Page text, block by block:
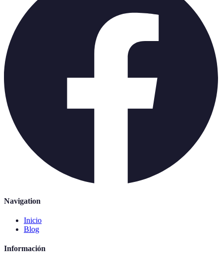
Navigation
Inicio
Blog
Información